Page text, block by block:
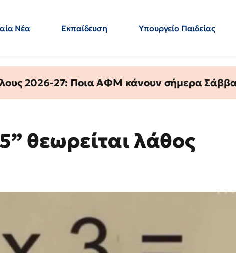
Νέα Εκπαίδευση Υπουργείο Παιδείας
2026-27: Ποια ΑΦΜ κάνουν σήμερα
θεωρείται λάθος